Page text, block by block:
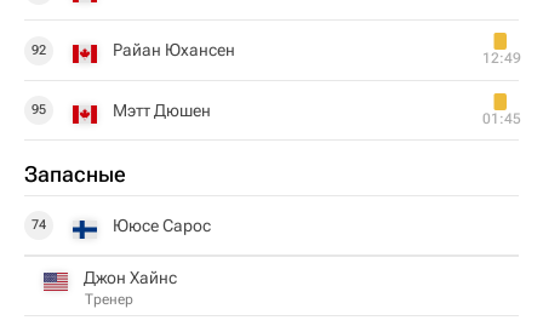
92 Райан Юхансен 12:49
95 Мэтт Дюшен 01:45
Запасные
74 Ююсе Сарос
Джон Хайнс
Тренер